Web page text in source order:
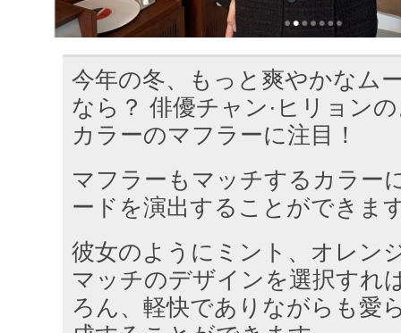
今年の冬、もっと爽やかなム
なら？ 俳優チャン·ヒリョン
カラーのマフラーに注目！
マフラーもマッチするカラー
ードを演出することができま
彼女のようにミント、オレン
マッチのデザインを選択すれ
ろん、軽快でありながらも愛